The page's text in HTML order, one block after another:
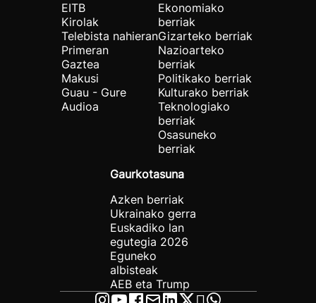
EITB
Kirolak
Telebista nahieran
Primeran
Gaztea
Makusi
Guau - Gure
Audioa
Ekonomiako
berriak
Gizarteko berriak
Nazioarteko
berriak
Politikako berriak
Kulturako berriak
Teknologiako
berriak
Osasuneko
berriak
Gaurkotasuna
Azken berriak
Ukrainako gerra
Euskadiko lan
egutegia 2026
Eguneko
albisteak
AEB eta Trump